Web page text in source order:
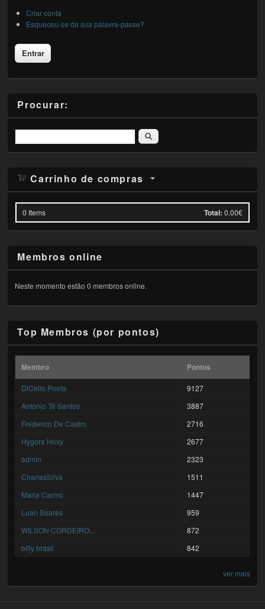
Criar conta
Esqueceu-se da sua palavra-passe?
Procurar:
Pesquisar
Carrinho de compras
0 Items Total: 0.00€
Membros online
Neste momento estão 0 membros online.
Top Membros (por pontos)
Membro Pontos
DiCello Poeta
9127
António Tê Santos
3887
Frederico De Castro
2716
Hygora Hoxy
2677
admin
2323
CharlesSilva
1511
Maria Carmo
1447
Luan Soares
959
WILSON CORDEIRO...
872
billy brasil
842
ver mais